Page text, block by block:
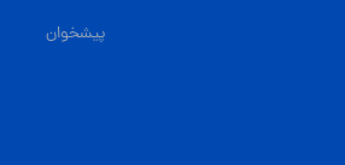
پیشخوان